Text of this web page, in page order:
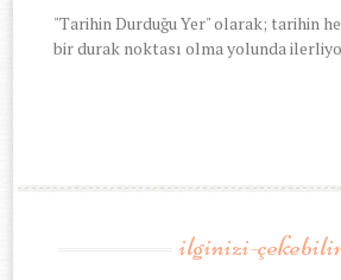
"Tarihin Durduğu Yer" olarak; tarihin
bir durak noktası olma yolunda
ilginizi-